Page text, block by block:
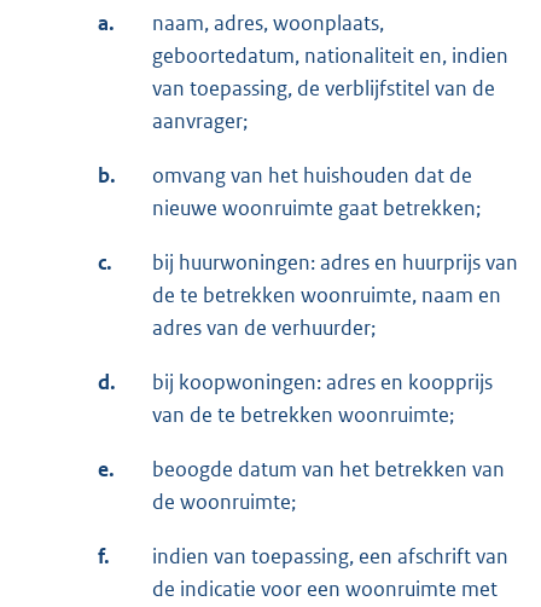
a.
naam, adres, woonplaats,
geboortedatum, nationaliteit en, indien
van toepassing, de verblijfstitel van de
aanvrager;
b.
omvang van het huishouden dat de
nieuwe woonruimte gaat betrekken;
c.
bij huurwoningen: adres en huurprijs van
de te betrekken woonruimte, naam en
adres van de verhuurder;
d.
bij koopwoningen: adres en koopprijs
van de te betrekken woonruimte;
e.
beoogde datum van het betrekken van
de woonruimte;
f.
indien van toepassing, een afschrift van
de indicatie voor een woonruimte met